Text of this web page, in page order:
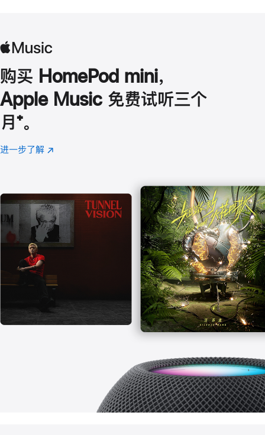
购买 HomePod mini，
Apple Music 免费试听三个
月 脚
注
⁺。
进一步了解 Apple
(在
口
中
打
开)